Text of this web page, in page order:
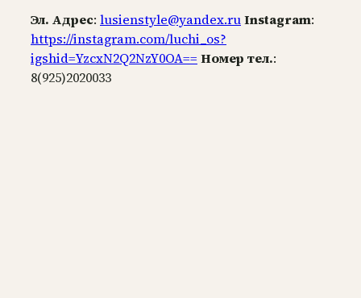
Эл. Адрес: lusienstyle@yandex.ruInstagram:
https://instagram.com/luchi_os?
igshid=YzcxN2Q2NzY0OA== Номер тел.:
8(925)2020033